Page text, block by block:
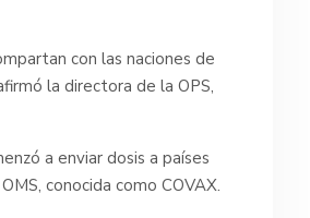
con las naciones de
la directora de la OPS,
a enviar dosis a países
conocida como COVAX.